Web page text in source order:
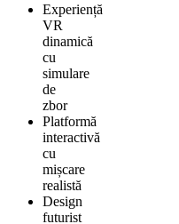
Experiență
VR
dinamică
cu
simulare
de
zbor
Platformă
interactivă
cu
mișcare
realistă
Design
futurist